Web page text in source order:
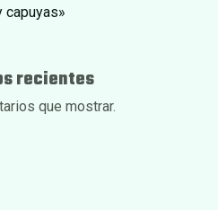
capuyas»
recientes
que mostrar.